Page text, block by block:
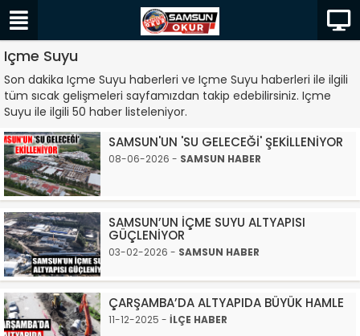
Içme Suyu
Son dakika Içme Suyu haberleri ve Içme Suyu haberleri ile ilgili
tüm sıcak gelişmeleri sayfamızdan takip edebilirsiniz. Içme
Suyu ile ilgili 50 haber listeleniyor.
SAMSUN'UN 'SU GELECEĞİ' ŞEKİLLENİYOR
08-06-2026 - SAMSUN HABER
SAMSUN’UN İÇME SUYU ALTYAPISI
GÜÇLENİYOR
03-02-2026 - SAMSUN HABER
ÇARŞAMBA’DA ALTYAPIDA BÜYÜK HAMLE
11-12-2025 - İLÇE HABER